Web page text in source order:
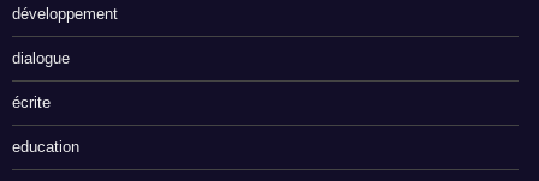
développement
dialogue
écrite
education